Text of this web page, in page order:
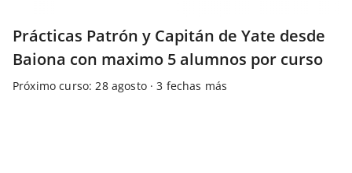
Prácticas Patrón y Capitán de Yate desde
Baiona con maximo 5 alumnos por curso
Próximo curso: 28 agosto · 3 fechas más